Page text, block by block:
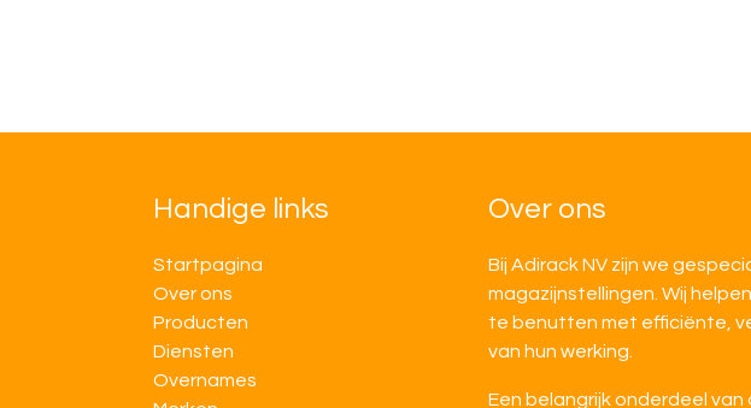
Handige links
Startpagina
Over ons
Producten
Diensten
Overnames
Over ons
Bij Adirack NV zijn we
magazijnstellingen. Wij
te benutten met efficiënte,
van hun werking.
Een belangrijk onderdeel